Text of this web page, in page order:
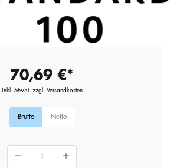
70,69 €*
inkl. MwSt. zzgl. Versandkosten
Brutto Netto